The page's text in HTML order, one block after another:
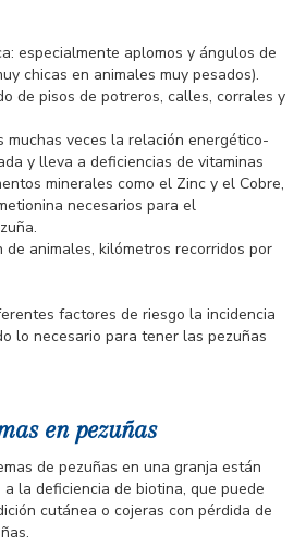
especialmente aplomos y ángulos de
chicas en animales muy pesados).
de pisos de potreros, calles, corrales y
muchas veces la relación energético-
y lleva a deficiencias de vitaminas
minerales como el Zinc y el Cobre,
necesarios para el
de animales, kilómetros recorridos por
factores de riesgo la incidencia
lo necesario para tener las pezuñas
en pezuñas
de pezuñas en una granja están
a la deficiencia de biotina, que puede
cutánea o cojeras con pérdida de